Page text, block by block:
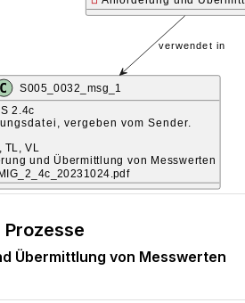
Übermittlung von Messwerten